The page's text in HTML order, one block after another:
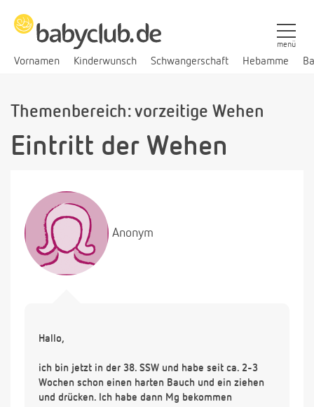
Vornamen Kinderwunsch Schwangerschaft Hebamme
menü
Themenbereich: vorzeitige Wehen
Eintritt der Wehen
Anonym
Hallo,
ich bin jetzt in der 38. SSW und habe seit ca. 2-3
Wochen schon einen harten Bauch und ein ziehen
und drücken. Ich habe dann Mg bekommen